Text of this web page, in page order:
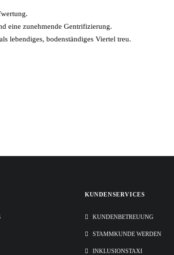
eine zunehmende Gentrifizierung.
lebendiges, bodenständiges Viertel treu.
KUNDENSERVICES
KUNDENBETREUUNG
STAMMKUNDE WERDEN
INKLUSIONSTAXI